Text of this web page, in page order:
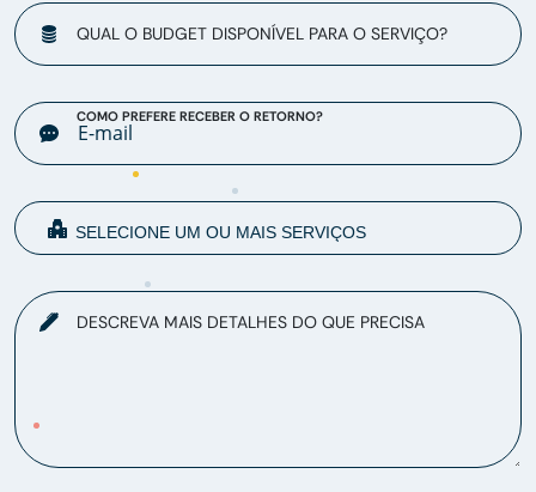
QUAL O BUDGET DISPONÍVEL PARA O SERVIÇO?
COMO PREFERE RECEBER O RETORNO?
DESCREVA MAIS DETALHES DO QUE PRECISA